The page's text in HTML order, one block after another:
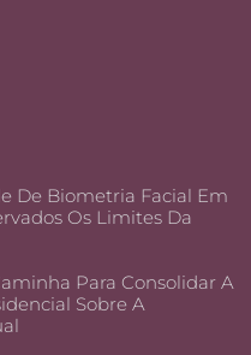
De Biometria Facial Em
Os Limites Da
Para Consolidar A
Sobre A